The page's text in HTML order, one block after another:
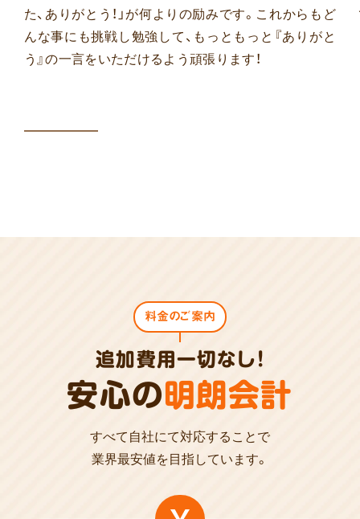
た、ありがとう！」が何よりの励みです。これからもど
んな事にも挑戦し勉強して、もっともっと『ありがと
う』の一言をいただけるよう頑張ります！
料金のご案内
追加費用一切なし!
安心の明朗会計
すべて自社にて対応することで
業界最安値を目指しています。